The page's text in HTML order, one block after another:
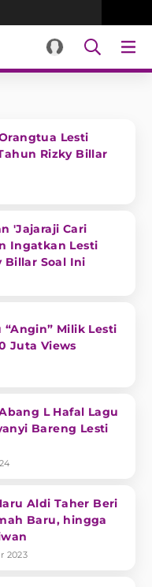
Lesti
Rizky Billar
'Jajaraji Cari
Ingatkan Lesti
Billar Soal Ini
“Angin” Milik Lesti
Juta Views
L Hafal Lagu
Bareng Lesti
Aldi Taher Beri
Baru, hingga
2023